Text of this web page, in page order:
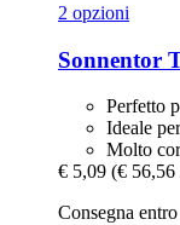
2 opzioni
Sonnentor
Perfetto
Ideale
Molto
€ 5,09 (€ 56,56
Consegna